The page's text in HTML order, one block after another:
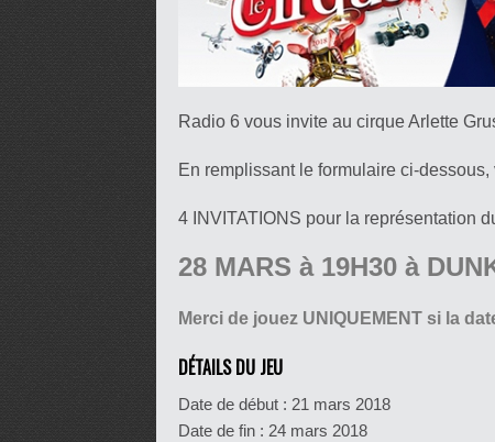
Radio 6 vous invite au cirque Arlette
En remplissant le formulaire ci-
4 INVITATIONS pour la représentation
28 MARS à 19H30 à
Merci de jouez UNIQUEMENT si la
DÉTAILS DU JEU
Date de début : 21 mars 2018
Date de fin : 24 mars 2018